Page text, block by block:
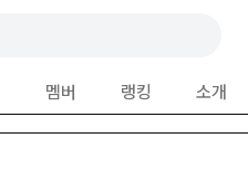
멤버 랭킹 소개